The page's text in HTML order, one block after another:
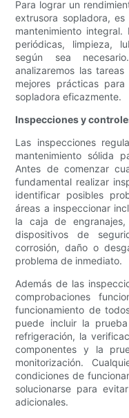
Para lograr un
extrusora sopladora,
mantenimiento
periódicas, limpieza,
según sea
analizaremos las
mejores prácticas
sopladora eficazmente.
Inspecciones y
Las inspecciones
mantenimiento sólida
Antes de comenzar
fundamental realizar
identificar posibles
áreas a inspeccionar
la caja de
dispositivos de
corrosión, daño o
problema de inmediato.
Además de las
comprobaciones
funcionamiento de
puede incluir la
refrigeración, la
componentes y la
monitorización.
condiciones de
solucionarse para
adicionales.